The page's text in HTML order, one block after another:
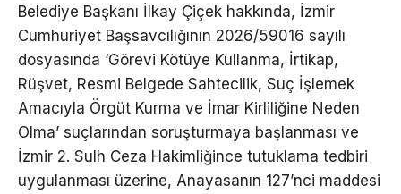
Belediye Başkanı İlkay Çiçek hakkında, İzmir
Cumhuriyet Başsavcılığının 2026/59016 sayılı
dosyasında ‘Görevi Kötüye Kullanma, İrtikap,
Rüşvet, Resmi Belgede Sahtecilik, Suç İşlemek
Amacıyla Örgüt Kurma ve İmar Kirliliğine Neden
Olma’ suçlarından soruşturmaya başlanması ve
İzmir 2. Sulh Ceza Hakimliğince tutuklama tedbiri
uygulanması üzerine, Anayasanın 127’nci maddesi